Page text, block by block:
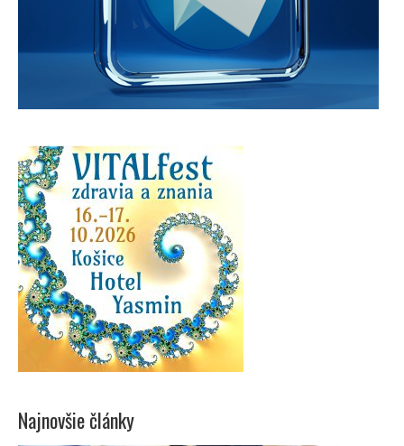
Najnovšie články